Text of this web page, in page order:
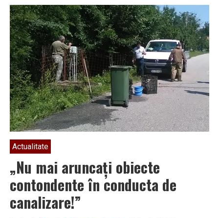
cadoul
de
Centenar
pentru
cea
mai
mare
comună
a
Vâlcii
Actualitate
„Nu mai aruncați obiecte
contondente în conducta de
canalizare!”